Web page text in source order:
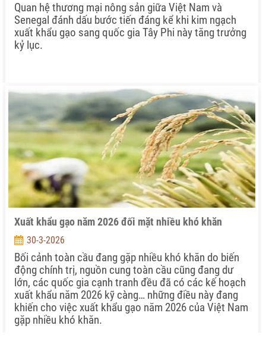
Quan hệ thương mại nông sản giữa Việt Nam và
Senegal đánh dấu bước tiến đáng kể khi kim ngạch
xuất khẩu gạo sang quốc gia Tây Phi này tăng trưởng
kỷ lục.
Xuất khẩu gạo năm 2026 đối mặt nhiều khó khăn
30-3-2026
Bối cảnh toàn cầu đang gặp nhiều khó khăn do biến
động chính trị, nguồn cung toàn cầu cũng đang dư
lớn, các quốc gia cạnh tranh đều đã có các kế hoạch
xuất khẩu năm 2026 kỹ càng… những điều này đang
khiến cho việc xuất khẩu gạo năm 2026 của Việt Nam
gặp nhiều khó khăn.